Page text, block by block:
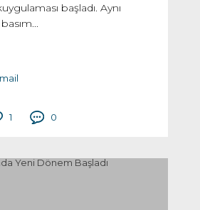
başladı. Aynı
1 0